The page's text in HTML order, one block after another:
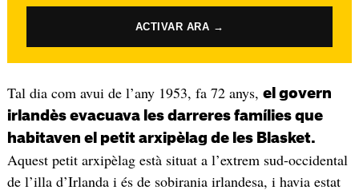
ACTIVAR ARA →
Tal dia com avui de l’any 1953, fa 72 anys, el govern
irlandès evacuava les darreres famílies que
habitaven el petit arxipèlag de les Blasket.
Aquest petit arxipèlag està situat a l’extrem sud-occidental
de l’illa d’Irlanda i és de sobirania irlandesa, i havia estat